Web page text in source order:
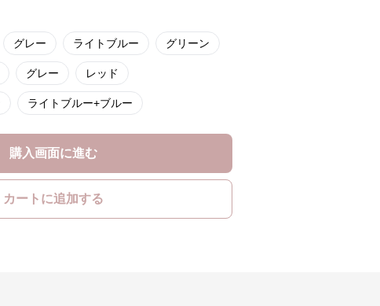
グレー ライトブルー グリーン
グレー レッド
ライトブルー+ブルー
購入画面に進む
カートに追加する